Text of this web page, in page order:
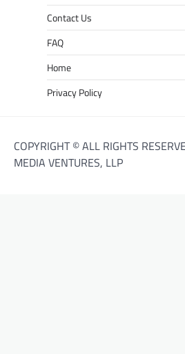
Contact Us
FAQ
Home
Privacy Policy
COPYRIGHT © ALL RIGHTS
MEDIA VENTURES, LLP